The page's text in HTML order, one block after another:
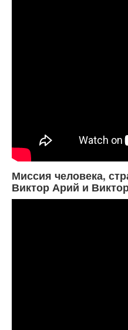
Миссия человека,
Виктор Арий и